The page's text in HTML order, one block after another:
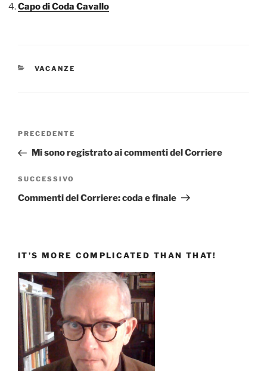
Capo di Coda Cavallo
CATEGORIE
VACANZE
Navigazione
Articolo
precedente:
PRECEDENTE
Mi sono registrato ai commenti del Corriere
Articolo
successivo
SUCCESSIVO
Commenti del Corriere: coda e finale
IT’S MORE COMPLICATED THAN THAT!